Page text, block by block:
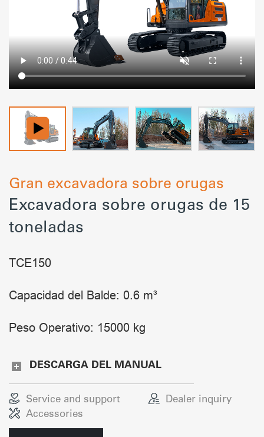
Gran excavadora sobre orugas
Excavadora sobre orugas de 15
toneladas
TCE150
Capacidad del Balde: 0.6 m³
Peso Operativo: 15000 kg
DESCARGA DEL MANUAL
Service and support
Dealer inquiry
Accessories